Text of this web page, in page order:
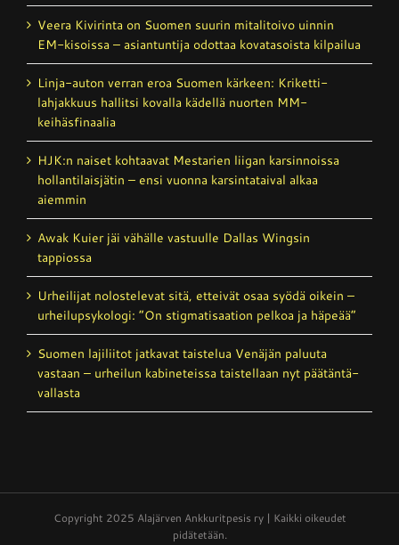
Veera Kivirinta on Suomen suurin mitalitoivo uinnin
EM-kisoissa – asiantuntija odottaa kovatasoista kilpailua
Linja-auton verran eroa Suomen kärkeen: Kriketti­
lahjakkuus hallitsi kovalla kädellä nuorten MM-
keihäsfinaalia
HJK:n naiset kohtaavat Mestarien liigan karsinnoissa
hollantilais­jätin – ensi vuonna karsintataival alkaa
aiemmin
Awak Kuier jäi vähälle vastuulle Dallas Wingsin
tappiossa
Urheilijat nolostelevat sitä, etteivät osaa syödä oikein –
urheilupsykologi: ”On stigmatisaation pelkoa ja häpeää”
Suomen lajiliitot jatkavat taistelua Venäjän paluuta
vastaan – urheilun kabineteissa taistellaan nyt päätäntä­
vallasta
Copyright 2025 Alajärven Ankkuritpesis ry | Kaikki oikeudet
pidätetään.